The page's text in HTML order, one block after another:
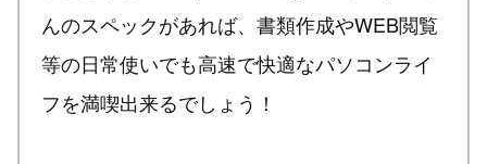
んのスペックがあれば、書類作成やWEB閲覧
等の日常使いでも高速で快適なパソコンライ
フを満喫出来るでしょう！